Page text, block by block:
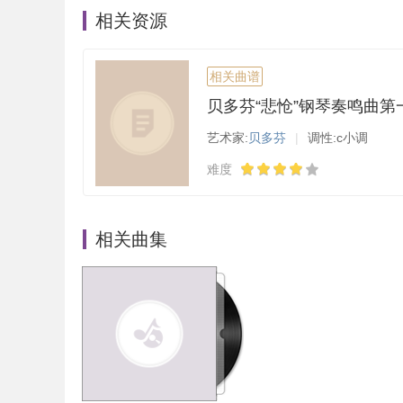
相关资源
相关曲谱
艺术家:贝多芬 | 调性:c小调
难度
相关曲集